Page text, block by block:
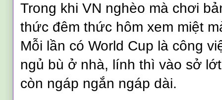
Trong khi VN nghèo mà chơi
thức đêm thức hôm xem miệt
Mỗi lần có World Cup là công
ngủ bù ở nhà, lính thì vào sở
còn ngáp ngắn ngáp dài.